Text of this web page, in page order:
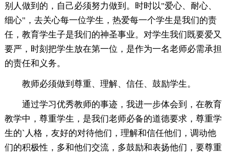
别人做到的，自己必须努力做到。时时以"爱心、耐心、
细心"，去关心每一位学生，热爱每一个学生是我们的责
任，教育学生子是我们的神圣事业。对学生我们既要爱又
要严，时刻把学生放在第一位，是作为一名老师必需承担
的责任和义务。
教师必须做到尊重、理解、信任、鼓励学生。
通过学习优秀教师的事迹，我进一步体会到，在教育
教学中，尊重学生，是我们老师必备的道德要求，尊重学
生的`人格，友好的对待他们，理解和信任他们，调动他
们的积极性，多和他们交流，多鼓励和表扬他们，要尊重